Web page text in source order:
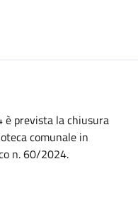
è prevista la chiusura
comunale in
n. 60/2024.